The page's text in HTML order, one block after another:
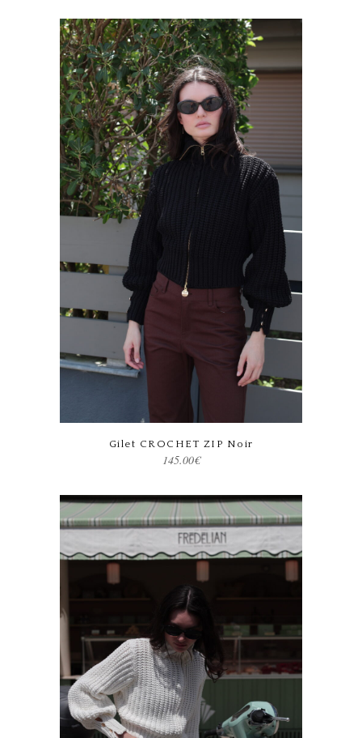
Ce produit a plusieurs variations. Les options peuvent être choisies sur la page du produit
Gilet CROCHET ZIP Noir
145.00€